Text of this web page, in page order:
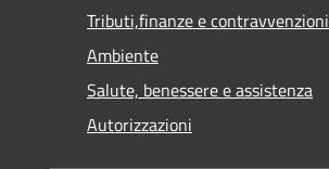
Tributi,finanze e contravvenzioni
Ambiente
Salute, benessere e assistenza
Autorizzazioni